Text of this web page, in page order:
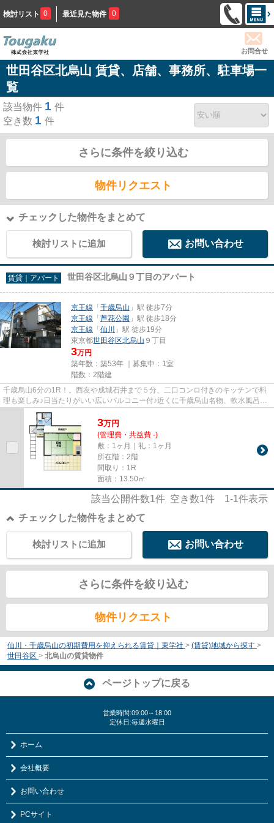
検討リスト 0 最近見た物件 0
お問合せ
世田谷区北烏山 賃貸、店舗、事務所、駐車場一
覧
該当物件 1 件
空き数 1 件
さらに条件を絞り込む
物件リクエスト
チェックした物件をまとめて
検討リストに追加 お問い合わせ
賃貸｜アパート 世田谷区北烏山９丁目のアパート
京王線 「 千歳烏山 」駅 徒歩7分
京王線 「 芦花公園 」駅 徒歩18分
京王線 「 仙川
」駅 徒歩19分
東京都世田谷区北烏山 ９丁目
3万円
築年数：築53年 ｜募集中： 1室
階数：2階建
千歳烏山6分の1R！。西友や成城石井まで５分、二口コンロ付きのキッチンで料
理も楽しみ♪日当たりがいい広いバルコニー付♪近くに千歳烏山名物、軟水風呂が
自慢の増穂湯もあります！
3万円
(管理費・共益費 -)
敷：1ヶ月｜礼：1ヶ月
所在階：2階
間取り：1R
面積：13.50㎡
該当公開件数1件 空き数1件 1-1件表示
チェックした物件をまとめて
お問い合わせ
検討リストに追加
さらに条件を絞り込む
物件リクエスト
仙川・千歳烏山の初期費用を抑えられる賃貸｜東学社 > (賃貸)地域から探す >
世田谷区 > 北烏山の賃貸物件
ページトップに戻る
営業時間:09:00～18:00
定休日:毎週水曜日
ホーム
会社概要
お問い合わせ
PCサイト